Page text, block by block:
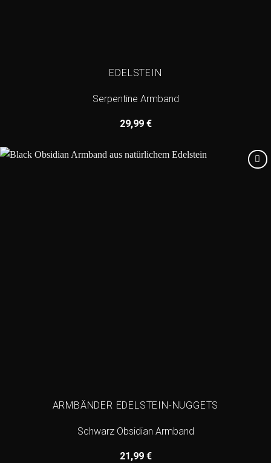
EDELSTEIN
Serpentine Armband
29,99 €
ARMBÄNDER EDELSTEIN-NUGGETS
Schwarz Obsidian Armband
21,99 €